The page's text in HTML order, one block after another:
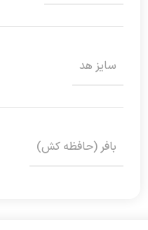
سایز هد
بافر (حافظه کش)